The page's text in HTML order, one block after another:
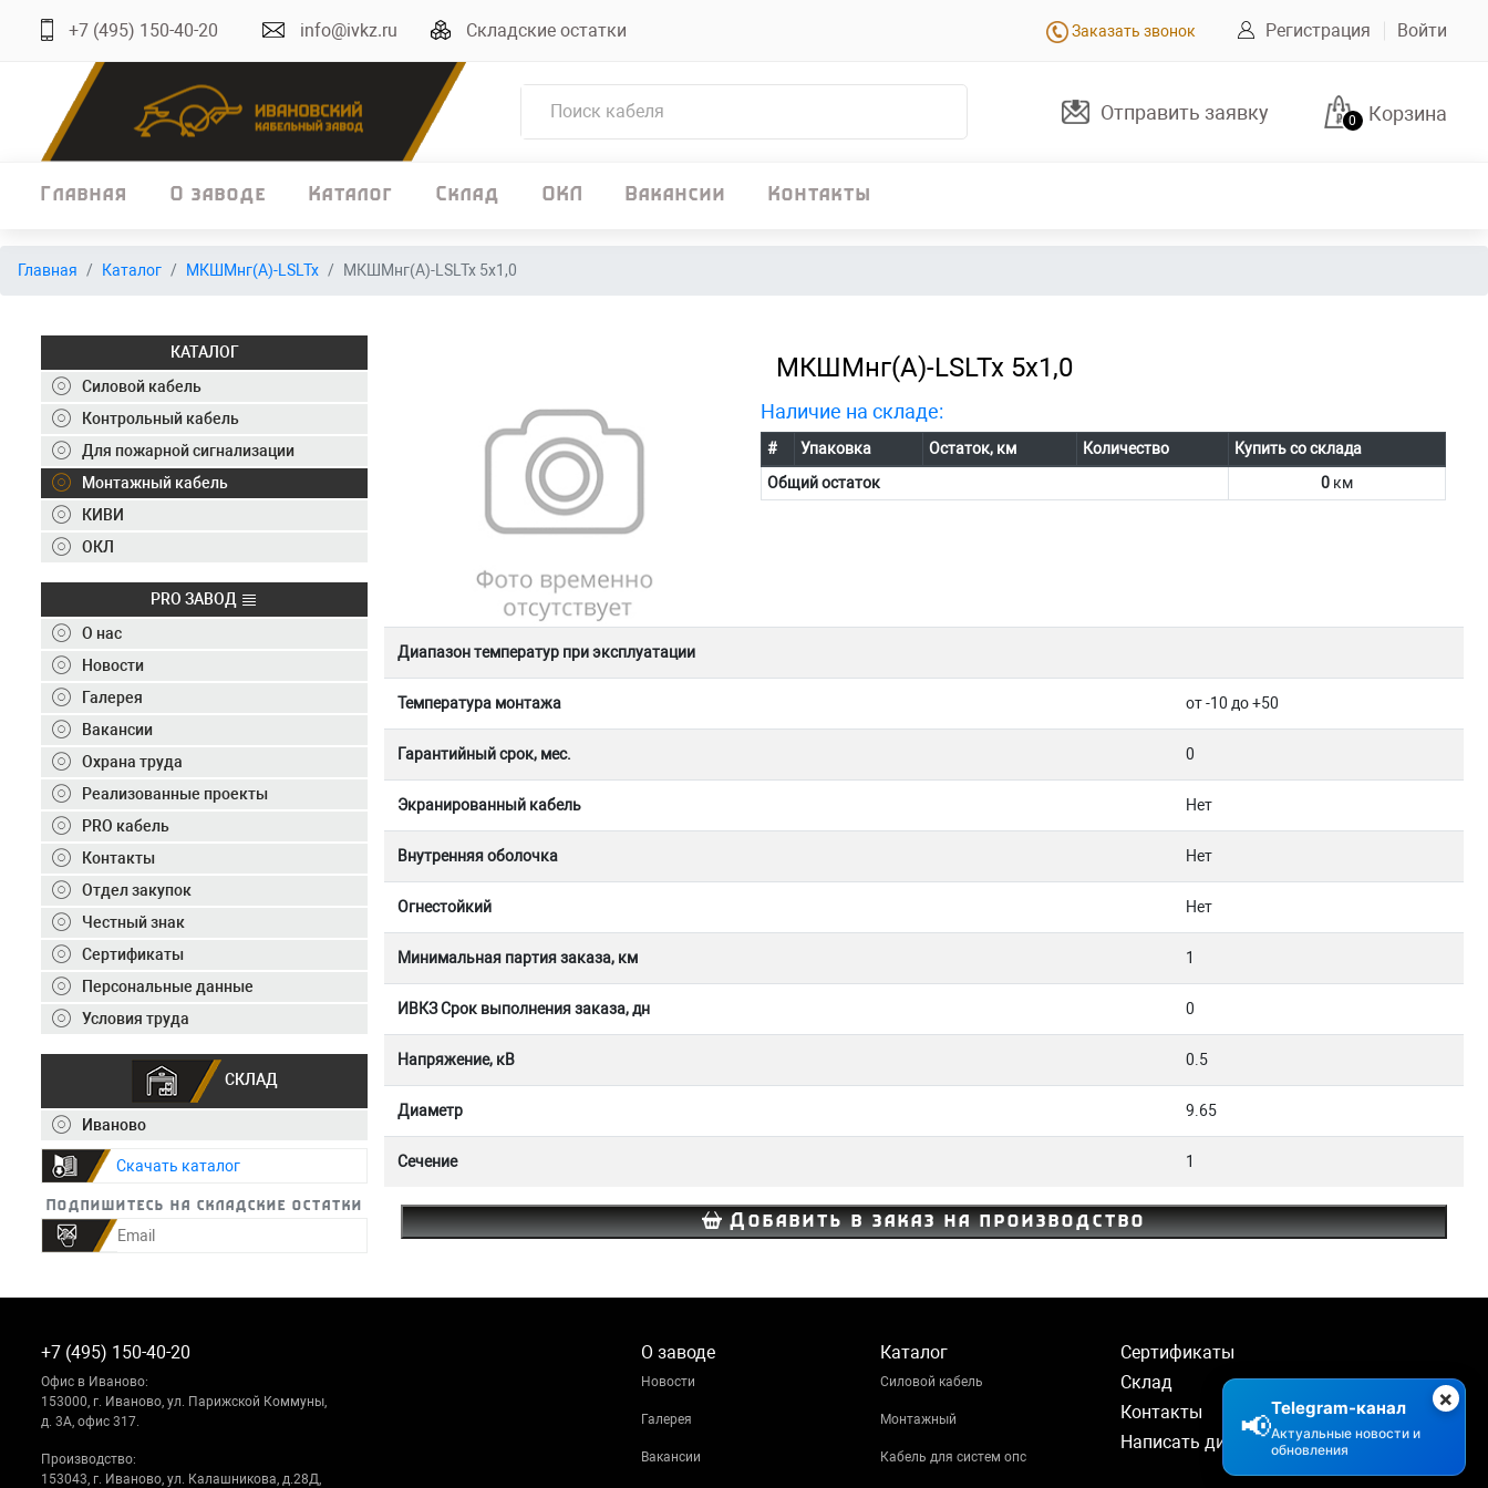
+7 (495) 150-40-20 info@ivkz.ru Складские остатки Заказать звонок Регистрация Войти
Отправить заявку 0 Корзина
Главная О заводе Каталог Склад ОКЛ Вакансии Контакты
Главная
Склад
ОКЛ
Вакансии
Контакты
+7 (495) 150-40-20
Отправить заявку
+7 (495) 150-40-20
Главная Каталог МКШМнг(А)-LSLTx МКШМнг(А)-LSLTx 5х1,0
КАТАЛОГ
Силовой кабель
Контрольный кабель
Для пожарной сигнализации
Монтажный кабель
КИВИ
ОКЛ
PRO ЗАВОД
О нас
Новости
Галерея
Вакансии
Охрана труда
Реализованные проекты
PRO кабель
Контакты
Отдел закупок
Честный знак
Сертификаты
Персональные данные
Условия труда
СКЛАД
Иваново
Скачать каталог
Подпишитесь на складские остатки
МКШМнг(А)-LSLTx 5х1,0
Наличие на складе:
# Упаковка Остаток, км Количество
Купить со склада
Общий остаток
0км
Диапазон температур при эксплуатации
Температура монтажа от -10 до +50
Гарантийный срок, мес. 0
Экранированный кабель Нет
Внутренняя оболочка Нет
Огнестойкий Нет
Минимальная партия заказа, км 1
ИВКЗ Срок выполнения заказа, дн 0
Напряжение, кВ 0.5
Диаметр 9.65
Сечение 1
Добавить в заказ на производство
+7 (495) 150-40-20
Офис в Иваново:
153000, г. Иваново, ул. Парижской Коммуны,
д. 3А, офис 317.
Производство:
153043, г. Иваново, ул. Калашникова, д.28Д,
О заводе
Новости
Галерея
Вакансии
Каталог
Силовой кабель
Монтажный
Кабель для систем опс
Сертификаты
Склад
Контакты
Написать директору
×
📢
Telegram-канал
Актуальные новости и
обновления